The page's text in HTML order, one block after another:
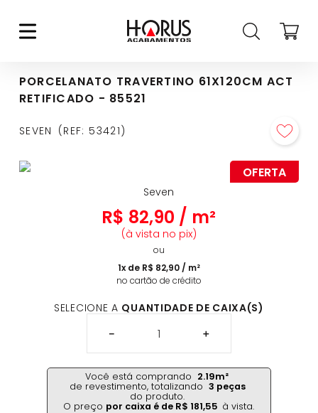
PORCELANATO TRAVERTINO 61X120CM ACT
RETIFICADO - 85521
SEVEN REF: 53421
OFERTA
Seven
R$ 82,90 / m²
(à vista no pix)
ou
1x de R$ 82,90 / m²
no cartão de crédito
SELECIONE A QUANTIDADE DE CAIXA(S)
＋
－
Você está comprando 2.19m²
de revestimento,totalizando3 peças
do produto.
O preço por caixa é de R$ 181,55 à vista.